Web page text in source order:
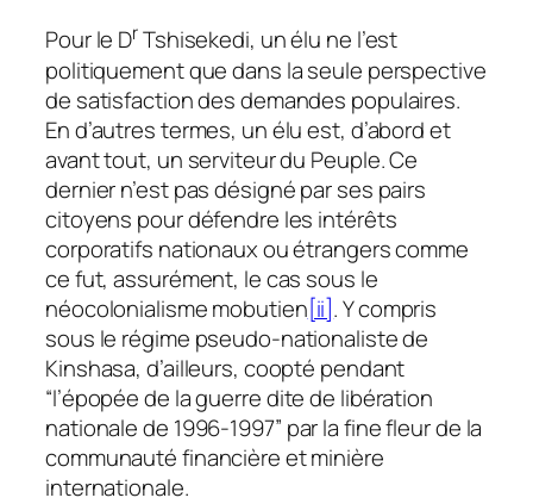
Pour le DrTshisekedi, un élu ne l’est
politiquement que dans la seule perspective
de satisfaction des demandes populaires.
En d’autres termes, un élu est, d’abord et
avant tout, un serviteur du Peuple. Ce
dernier n’est pas désigné par ses pairs
citoyens pour défendre les intérêts
corporatifs nationaux ou étrangers comme
ce fut, assurément, le cas sous le
néocolonialisme mobutien[ii]. Y compris
sous le régime pseudo-nationaliste de
Kinshasa, d’ailleurs, coopté pendant
“l’épopée de la guerre dite de libération
nationale de 1996-1997” par la fine fleur de la
communauté financière et minière
internationale.